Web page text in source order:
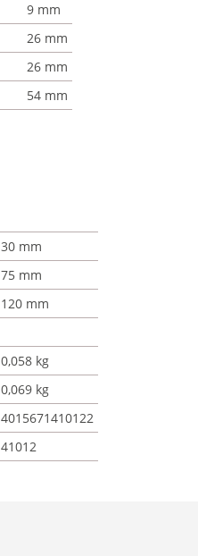
9 mm
26 mm
26 mm
54 mm
30 mm
75 mm
120 mm
0,058 kg
0,069 kg
4015671410122
41012